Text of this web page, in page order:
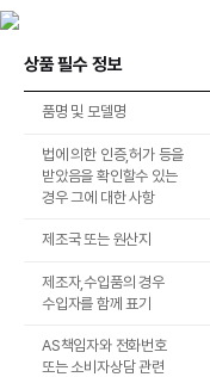
상품 필수 정보
품명 및 모델명
법에 의한 인증,허가 등을
받았음을 확인할수 있는
경우 그에 대한 사항
제조국 또는 원산지
제조자,수입품의 경우
수입자를 함께 표기
AS책임자와 전화번호
또는 소비자상담 관련